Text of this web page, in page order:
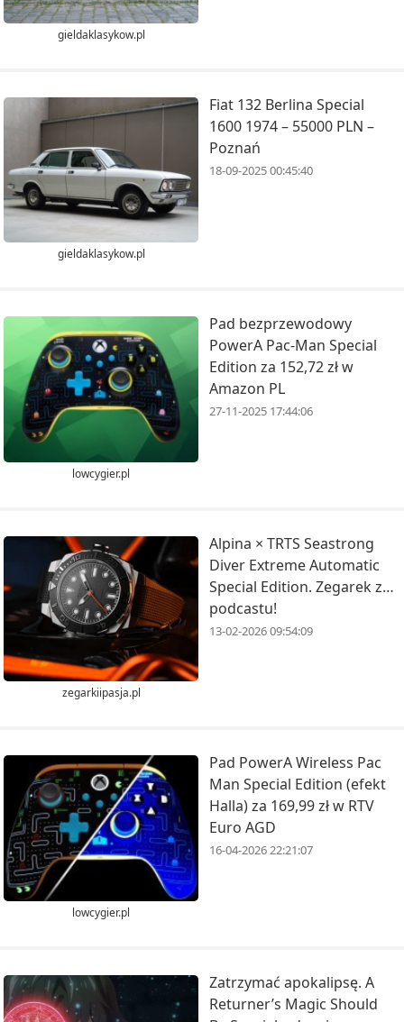
gieldaklasykow.pl
gieldaklasykow.pl
Fiat 132 Berlina Special
1600 1974 – 55000 PLN –
Poznań
18-09-2025 00:45:40
lowcygier.pl
Pad bezprzewodowy
PowerA Pac-Man Special
Edition za 152,72 zł w
Amazon PL
27-11-2025 17:44:06
zegarkiipasja.pl
Alpina × TRTS Seastrong
Diver Extreme Automatic
Special Edition. Zegarek z…
podcastu!
13-02-2026 09:54:09
lowcygier.pl
Pad PowerA Wireless Pac
Man Special Edition (efekt
Halla) za 169,99 zł w RTV
Euro AGD
16-04-2026 22:21:07
Zatrzymać apokalipsę. A
Returner’s Magic Should